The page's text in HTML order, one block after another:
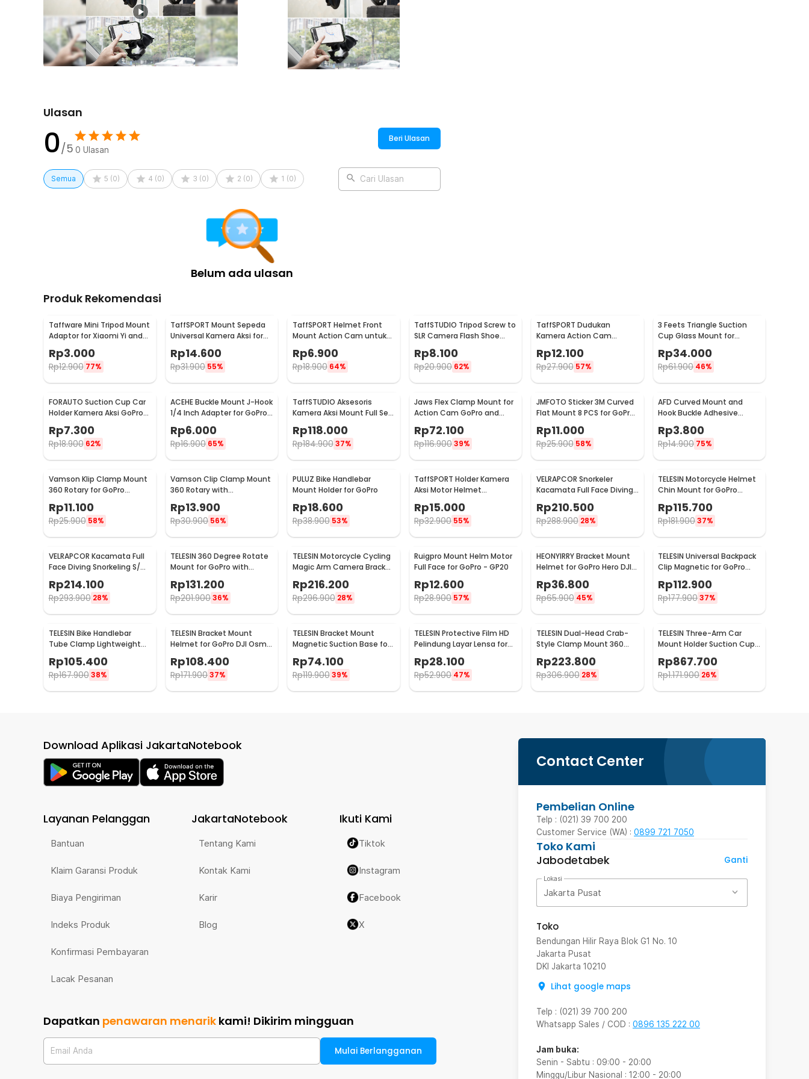
Multifungsi untuk Berbagai Kebutuhan
Selain untuk dashboard atau kaca mobil, holder ini bisa digunakan pada permukaan datar lain
seperti kaca jendela rumah atau body kendaraan sesuai kebutuhan Anda. Kemampuan adaptif ini
membuatnya ideal tidak hanya untuk perekaman perjalanan, tetapi juga pengambilan gambar
Rincian yang Anda dapatkan untuk pembelian produk ini:
1 x TELESIN Suction Cup Car Holder Kamera Aksi Action Cam for GoPro 10/9 - TE-SUC-010
1 x Holder Smartphone
1 x Screw
1 x Cleaning Wipe
Ulasan
0/5 0 Ulasan
Beri Ulasan
Semua 5 (0) 4 (0) 3 (0) 2 (0) 1 (0) Cari Ulasan
Belum ada ulasan
Produk Rekomendasi
Taffware Mini Tripod Mount
Adaptor for Xiaomi Yi and
GoPro 1/4 Inch - KF55
Rp3.000
Rp12.900 77%
TaffSPORT Mount Sepeda
Universal Kamera Aksi for
Xiaomi Yi/GoPro - GP023
Rp14.600
Rp31.900 55%
TaffSPORT Helmet Front
Mount Action Cam untuk
Xiaomi Yi dan GoPro - GP19
Rp6.900
Rp18.900 64%
TaffSTUDIO Tripod Screw to
SLR Camera Flash Shoe
Mount Adaptor GoPro
Rp8.100
Rp20.900 62%
TaffSPORT Dudukan
Kamera Action Cam
Handlebar Sepeda Motor
17-30mm - XTGP01
Rp12.100
Rp27.900 57%
3 Feets Triangle Suction
Cup Glass Mount for
Xiaomi Yi / GoPro - T010
Rp34.000
Rp61.900 46%
FORAUTO Suction Cup Car
Holder Kamera Aksi GoPro
Xiaomi Yi 1/4 Inch - T015
Rp7.300
Rp18.900 62%
ACEHE Buckle Mount J-Hook
1/4 Inch Adapter for GoPro
Xiaomi Yi - AC18
Rp6.000
Rp16.900 65%
TaffSTUDIO Aksesoris
Kamera Aksi Mount Full Set
for GoPro Xiaomi Yi - GS41
Rp118.000
Rp184.900 37%
Jaws Flex Clamp Mount for
Action Cam GoPro and
Xiaomi Yi - XH0571
Rp72.100
Rp116.90039%
JMFOTO Sticker 3M Curved
Flat Mount 8 PCS for GoPro
and Xiaomi Yi - 1031
Rp11.000
Rp25.900 58%
AFD Curved Mount and
Hook Buckle Adhesive
Sticker Kamera Aksi - A5001
Rp3.800
Rp14.900 75%
Vamson Klip Clamp Mount
360 Rotary for GoPro
Xiaomi Yi - VP512A
Rp11.100
Rp25.900 58%
Vamson Clip Clamp Mount
360 Rotary with
Smartphone Holder for
GoPro - VP512
Rp13.900
Rp30.900 56%
PULUZ Bike Handlebar
Mount Holder for GoPro
Rp18.600
Rp38.900 53%
TaffSPORT Holder Kamera
Aksi Motor Helmet
Motorcycle Action Cam
Holder - JSP47
Rp15.000
Rp32.900 55%
VELRAPCOR Snorkeler
Kacamata Full Face Diving
Snorkeling L/XL - K3
Rp210.500
Rp288.900 28%
TELESIN Motorcycle Helmet
Chin Mount for GoPro
Action Cam - GP-HBM-MT2
Rp115.700
Rp181.90037%
VELRAPCOR Kacamata Full
Face Diving Snorkeling S/M
- K3-01
Rp214.100
Rp293.900 28%
TELESIN 360 Degree Rotate
Mount for GoPro with
Backpack Bracket - GP-
BPM-005
Rp131.200
Rp201.90036%
TELESIN Motorcycle Cycling
Magic Arm Camera Bracket
Mount Clip GoPro - GP-
HBM-001
Rp216.200
Rp296.900 28%
Ruigpro Mount Helm Motor
Full Face for GoPro - GP20
Rp12.600
Rp28.900 57%
HEONYIRRY Bracket Mount
Helmet for GoPro Hero DJI
Action Camera - HE11
Rp36.800
Rp65.900 45%
TELESIN Universal Backpack
Clip Magnetic for GoPro
and Smartphone - GP-
JFM-009
Rp112.900
Rp177.90037%
TELESIN Bike Handlebar
Tube Clamp Lightweight
Mount 360 Rotary Clamp -
TE-HBM-004
Rp105.400
Rp167.900 38%
TELESIN Bracket Mount
Helmet for GoPro DJI Osmo
Action Camera - GP-HBM-
MT2-YH
Rp108.400
Rp171.90037%
TELESIN Bracket Mount
Magnetic Suction Base for
Insta360 GO 3 Camera -
MAG-005
Rp74.100
Rp119.900 39%
TELESIN Protective Film HD
Pelindung Layar Lensa for
DJI Action 3/4 - OA-FLM-
008
Rp28.100
Rp52.900 47%
TELESIN Dual-Head Crab-
Style Clamp Mount 360
Degree for GoPro - GP-
HBM-001-D
Rp223.800
Rp306.900 28%
TELESIN Three-Arm Car
Mount Holder Suction Cup
for DSLR GoPro DJI Osmo -
TE-TSB-001
Rp867.700
Rp1.171.900 26%
Contact Center
Pembelian Online
Telp : (021) 39 700 200
Customer Service (WA) : 0899 721 7050
Toko Kami
Jabodetabek
Ganti
Lokasi
Jakarta Pusat
Toko
Bendungan Hilir Raya Blok G1 No. 10
Jakarta Pusat
DKI Jakarta 10210
Lihat google maps
Telp : (021) 39 700 200
Whatsapp Sales / COD : 0896 135 222 00
Jam buka:
Senin - Sabtu : 09:00 - 20:00
Minggu/Libur Nasional : 12:00 - 20:00
Download Aplikasi JakartaNotebook
Layanan Pelanggan
Bantuan
Klaim Garansi Produk
Biaya Pengiriman
Indeks Produk
Konfirmasi Pembayaran
Lacak Pesanan
JakartaNotebook
Tentang Kami
Kontak Kami
Karir
Blog
Ikuti Kami
Tiktok
Instagram
Facebook
X
Dapatkan penawaran menarik kami! Dikirim mingguan
Email Anda Mulai Berlangganan